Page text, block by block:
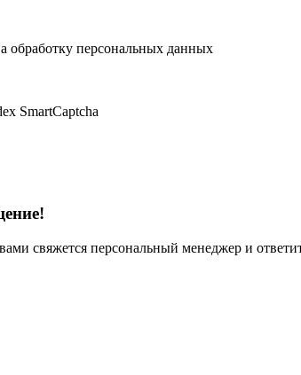
обработку персональных данных
SmartCaptcha
свяжется персональный менеджер и